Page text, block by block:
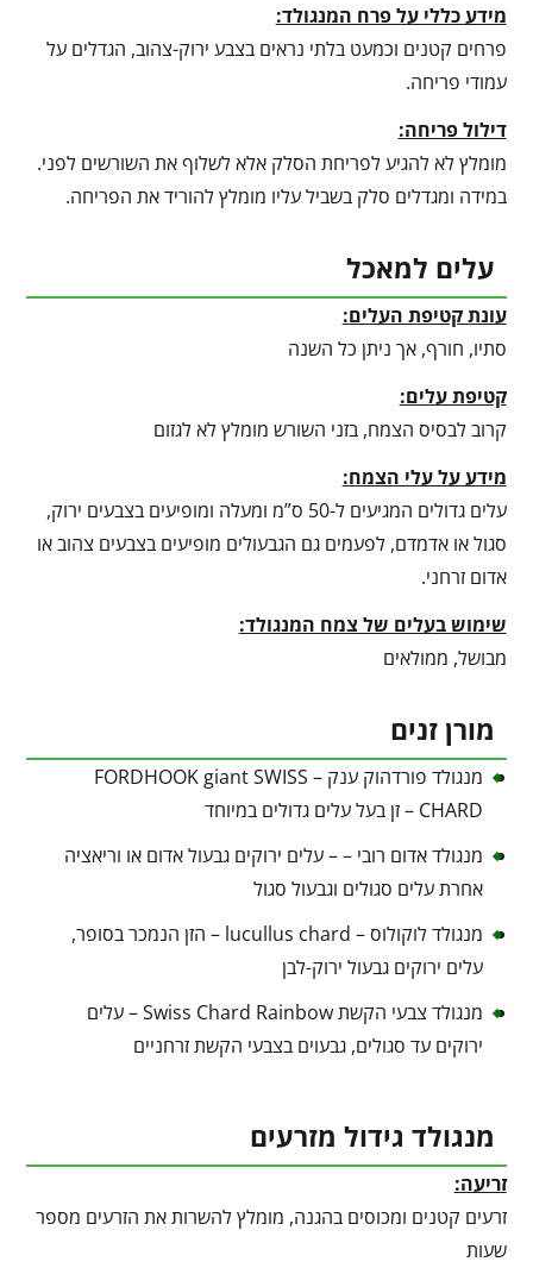
מידע כללי על פרח המנגולד:
פרחים קטנים וכמעט בלתי נראים בצבע ירוק-צהוב, הגדלים על
עמודי פריחה.
דילול פריחה:
מומלץ לא להגיע לפריחת הסלק אלא לשלוף את השורשים לפני.
במידה ומגדלים סלק בשביל עליו מומלץ להוריד את הפריחה.
עלים למאכל
עונת קטיפת העלים:
סתיו, חורף, אך ניתן כל השנה
קטיפת עלים:
קרוב לבסיס הצמח, בזני השורש מומלץ לא לגזום
מידע על עלי הצמח:
עלים גדולים המגיעים ל-50 ס”מ ומעלה ומופיעים בצבעים ירוק,
סגול או אדמדם, לפעמים גם הגבעולים מופיעים בצבעים צהוב או
אדום זרחני.
שימוש בעלים של צמח המנגולד:
מבושל, ממולאים
מורן זנים
מנגולד פורדהוק ענק – FORDHOOK giant SWISS
CHARD – זן בעל עלים גדולים במיוחד
מנגולד אדום רובי – – עלים ירוקים גבעול אדום או וריאציה
אחרת עלים סגולים וגבעול סגול
מנגולד לוקולוס – lucullus chard – הזן הנמכר בסופר,
עלים ירוקים גבעול ירוק-לבן
מנגולד צבעי הקשת Swiss Chard Rainbow – עלים
ירוקים עד סגולים, גבעוים בצבעי הקשת זרחניים
מנגולד גידול מזרעים
זריעה:
זרעים קטנים ומכוסים בהגנה, מומלץ להשרות את הזרעים מספר
שעות